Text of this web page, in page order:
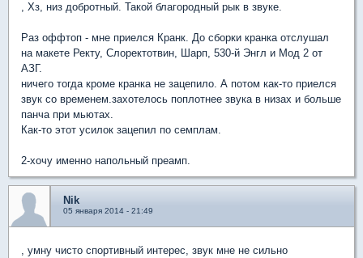
, Хз, низ добротный. Такой благородный рык в звуке.
Раз оффтоп - мне приелся Кранк. До сборки кранка отслушал
на макете Ректу, Слоректотвин, Шарп, 530-й Энгл и Мод 2 от
АЗГ.
ничего тогда кроме кранка не зацепило. А потом как-то приелся
звук со временем.захотелось поплотнее звука в низах и больше
панча при мьютах.
Как-то этот усилок зацепил по семплам.
2-хочу именно напольный преамп.
Nik
05 января 2014 - 21:49
, умну чисто спортивный интерес, звук мне не сильно